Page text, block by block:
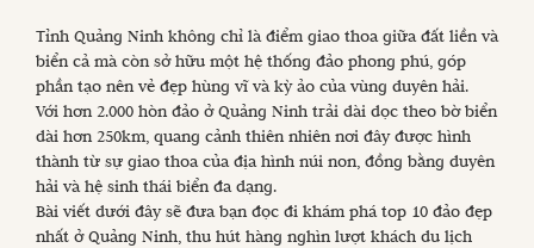
Tỉnh Quảng Ninh không chỉ là điểm giao thoa giữa đất liền và
biển cả mà còn sở hữu một hệ thống đảo phong phú, góp
phần tạo nên vẻ đẹp hùng vĩ và kỳ ảo của vùng duyên hải.
Với hơn 2.000 hòn đảo ở Quảng Ninh trải dài dọc theo bờ biển
dài hơn 250km, quang cảnh thiên nhiên nơi đây được hình
thành từ sự giao thoa của địa hình núi non, đồng bằng duyên
hải và hệ sinh thái biển đa dạng.
Bài viết dưới đây sẽ đưa bạn đọc đi khám phá top 10 đảo đẹp
nhất ở Quảng Ninh, thu hút hàng nghìn lượt khách du lịch